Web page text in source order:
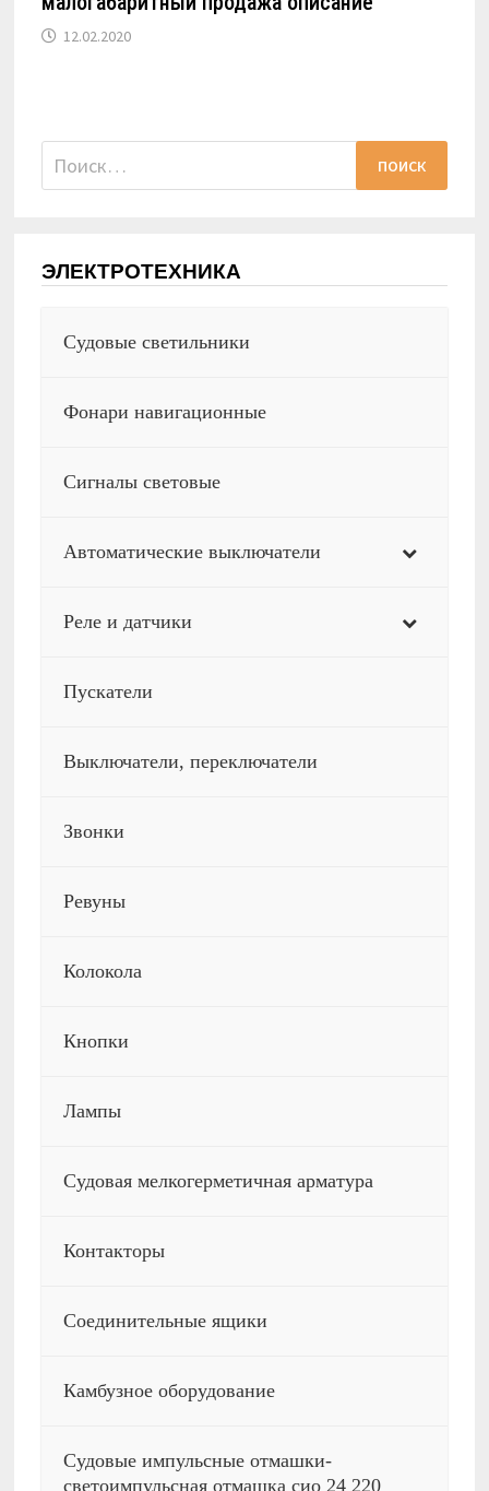
12.02.2020
Найти:
ЭЛЕКТРОТЕХНИКА
Судовые светильники
Фонари навигационные
Сигналы световые
Автоматические выключатели
Реле и датчики
Пускатели
Выключатели, переключатели
Звонки
Ревуны
Колокола
Кнопки
Лампы
Судовая мелкогерметичная арматура
Контакторы
Соединительные ящики
Камбузное оборудование
Судовые импульсные отмашки-
светоимпульсная отмашка сио 24 220